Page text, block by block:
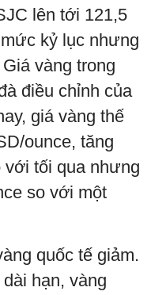
lên tới 121,5
kỷ lục nhưng
vàng trong
điều chỉnh của
giá vàng thế
ounce, tăng
với tối qua nhưng
so với một
quốc tế giảm.
hạn, vàng